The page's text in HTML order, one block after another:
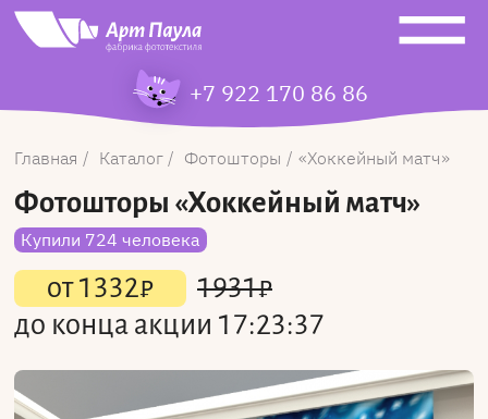
+7 922 170 86 86
Главная Каталог Фотошторы Хоккейный матч
Фотошторы «Хоккейный матч»
Купили 724 человека
от1332₽ 1931₽
до конца акции 17:23:37